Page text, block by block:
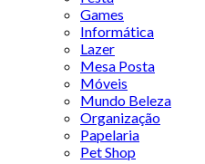
Games
Informática
Lazer
Mesa Posta
Móveis
Mundo Beleza
Organização
Papelaria
Pet Shop